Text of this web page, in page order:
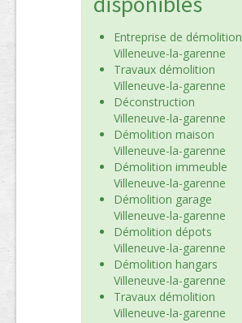
Entreprise de démolition
Villeneuve-la-garenne
Travaux démolition
Villeneuve-la-garenne
Déconstruction
Villeneuve-la-garenne
Démolition maison
Villeneuve-la-garenne
Démolition immeuble
Villeneuve-la-garenne
Démolition garage
Villeneuve-la-garenne
Démolition dépots
Villeneuve-la-garenne
Démolition hangars
Villeneuve-la-garenne
Travaux démolition
Villeneuve-la-garenne